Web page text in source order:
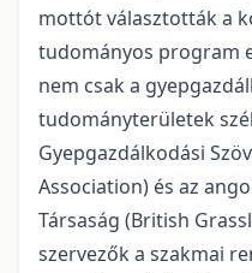
mottót választották a
tudományos program
nem csak a
tudományterületek
Gyepgazdálkodási
Association) és az
Társaság (British
szervezők a szakmai